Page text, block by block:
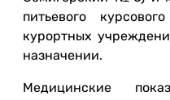
питьевого
курортных
назначении.
Медицинские